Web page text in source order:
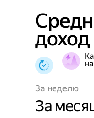
доход
За неделю
За